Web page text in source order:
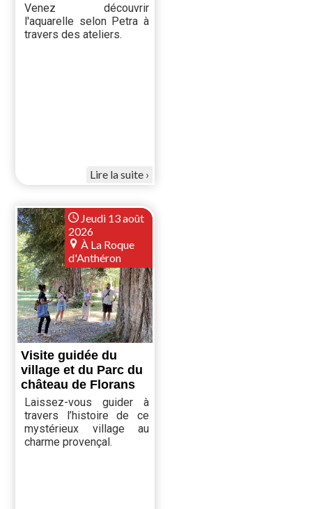
Venez découvrir
l'aquarelle selon Petra à
travers des ateliers.
Lire la suite
Jeudi 13 août
2026
À La Roque
d'Anthéron
Visite guidée du
village et du Parc du
château de Florans
Laissez-vous guider à
travers l’histoire de ce
mystérieux village au
charme provençal.